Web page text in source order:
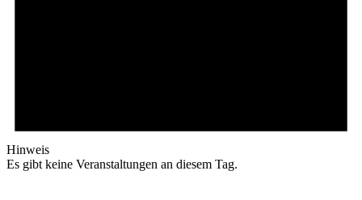
Hinweis
Es gibt keine Veranstaltungen an diesem Tag.